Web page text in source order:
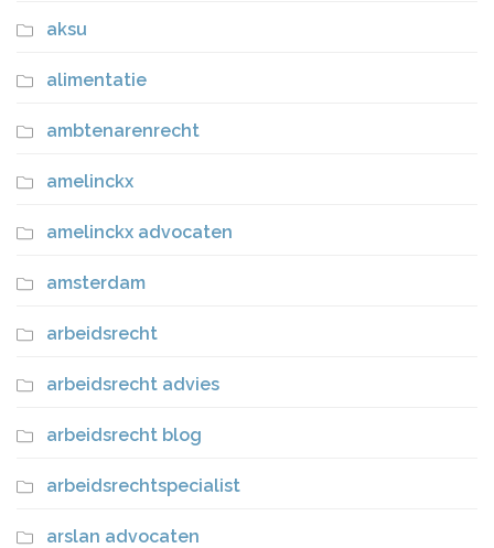
aksu
alimentatie
ambtenarenrecht
amelinckx
amelinckx advocaten
amsterdam
arbeidsrecht
arbeidsrecht advies
arbeidsrecht blog
arbeidsrechtspecialist
arslan advocaten